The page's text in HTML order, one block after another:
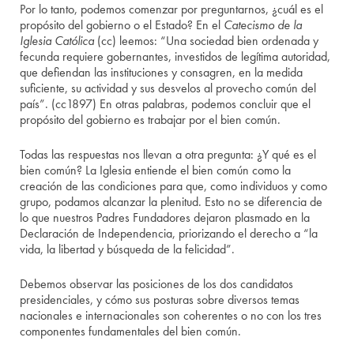
Por lo tanto, podemos comenzar por preguntarnos, ¿cuál es el
propósito del gobierno o el Estado? En el Catecismo de la
Iglesia Católica (cc) leemos: “Una sociedad bien ordenada y
fecunda requiere gobernantes, investidos de legítima autoridad,
que defiendan las instituciones y consagren, en la medida
suficiente, su actividad y sus desvelos al provecho común del
país”. (cc1897) En otras palabras, podemos concluir que el
propósito del gobierno es trabajar por el bien común.
Todas las respuestas nos llevan a otra pregunta: ¿Y qué es el
bien común? La Iglesia entiende el bien común como la
creación de las condiciones para que, como individuos y como
grupo, podamos alcanzar la plenitud. Esto no se diferencia de
lo que nuestros Padres Fundadores dejaron plasmado en la
Declaración de Independencia, priorizando el derecho a “la
vida, la libertad y búsqueda de la felicidad”.
Debemos observar las posiciones de los dos candidatos
presidenciales, y cómo sus posturas sobre diversos temas
nacionales e internacionales son coherentes o no con los tres
componentes fundamentales del bien común.